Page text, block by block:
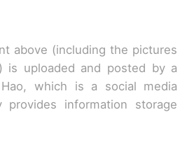
above (including the pictures
is uploaded and posted by a
which is a social media
provides information storage